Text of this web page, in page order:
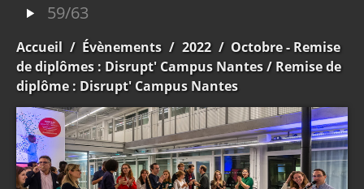
59/63
Accueil / Évènements / 2022 / Octobre - Remise
de diplômes : Disrupt' Campus Nantes/ Remise de
diplôme : Disrupt' Campus Nantes